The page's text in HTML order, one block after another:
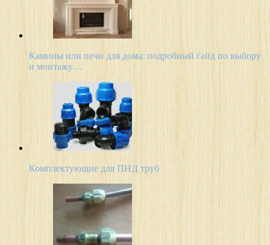
Камины или печи для дома: подробный гайд по выбору
и монтажу…
Комплектующие для ПНД труб